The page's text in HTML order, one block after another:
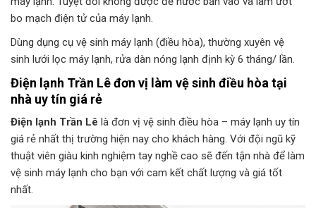
bo mạch điện tử của máy lạnh.
Dùng dụng cụ vệ sinh máy lạnh (điều hòa), thường xuyên vệ
sinh lưới lọc máy lạnh, rửa dàn nóng lạnh định kỳ 6 tháng/ lần.
Điện lạnh Trần Lê đơn vị làm vệ sinh điều hòa tại
nhà uy tín giá rẻ
Điện lạnh Trần Lê là đơn vị vệ sinh điều hòa – máy lạnh uy tín
giá rẻ nhất thị trường hiện nay cho khách hàng. Với đội ngũ kỹ
thuật viên giàu kinh nghiệm tay nghề cao sẽ đến tận nhà để làm
vệ sinh máy lạnh cho bạn với cam kết chất lượng và giá tốt
nhất.